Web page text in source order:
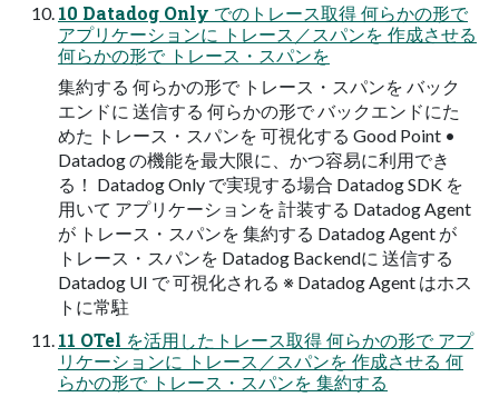
10 Datadog Only でのトレース取得 何らかの形で
アプリケーションに トレース／スパンを 作成させる
何らかの形で トレース・スパンを
集約する 何らかの形で トレース・スパンを バック
エンドに 送信する 何らかの形で バックエンドにた
めた トレース・スパンを 可視化する Good Point •
Datadog の機能を最⼤限に、かつ容易に利⽤でき
る！ Datadog Only で実現する場合 Datadog SDK を
⽤いて アプリケーションを 計装する Datadog Agent
が トレース・スパンを 集約する Datadog Agent が
トレース・スパンを Datadog Backendに 送信する
Datadog UI で 可視化される ※ Datadog Agent はホス
トに常駐
11 OTel を活⽤したトレース取得 何らかの形で アプ
リケーションに トレース／スパンを 作成させる 何
らかの形で トレース・スパンを 集約する